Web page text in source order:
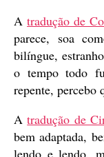
Atradução de
parece, soa
bilíngue,
o tempo todo
repente, percebo
Atradução de
bem adaptada,
lendo e lendo,